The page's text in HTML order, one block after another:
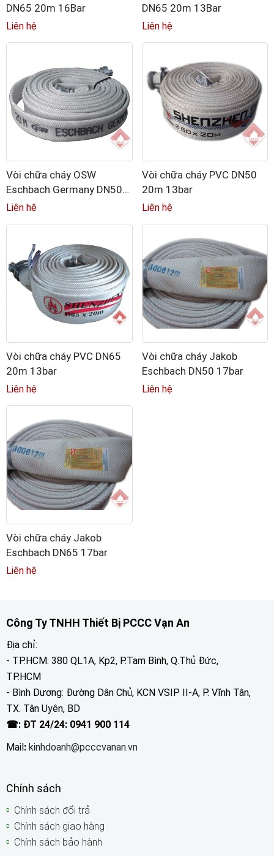
DN65 20m 16Bar
Liên hệ
DN65 20m 13Bar
Liên hệ
Vòi chữa cháy OSW
Eschbach Germany DN50-
65
Liên hệ
Vòi chữa cháy PVC DN50
20m 13bar
Liên hệ
Vòi chữa cháy PVC DN65
20m 13bar
Liên hệ
Vòi chữa cháy Jakob
Eschbach DN50 17bar
Liên hệ
Vòi chữa cháy Jakob
Eschbach DN65 17bar
Liên hệ
Công Ty TNHH Thiết Bị PCCC Vạn An
Địa chỉ:
- TP.HCM: 380 QL1A, Kp2, P.Tam Bình, Q.Thủ Đức,
TP.HCM
- Bình Dương: Đường Dân Chủ, KCN VSIP II-A, P. Vĩnh Tân,
TX. Tân Uyên, BD
☎: ĐT 24/24: 0941 900 114
Mail: kinhdoanh@pcccvanan.vn
Chính sách
Chính sách đổi trả
Chính sách giao hàng
Chính sách bảo hành